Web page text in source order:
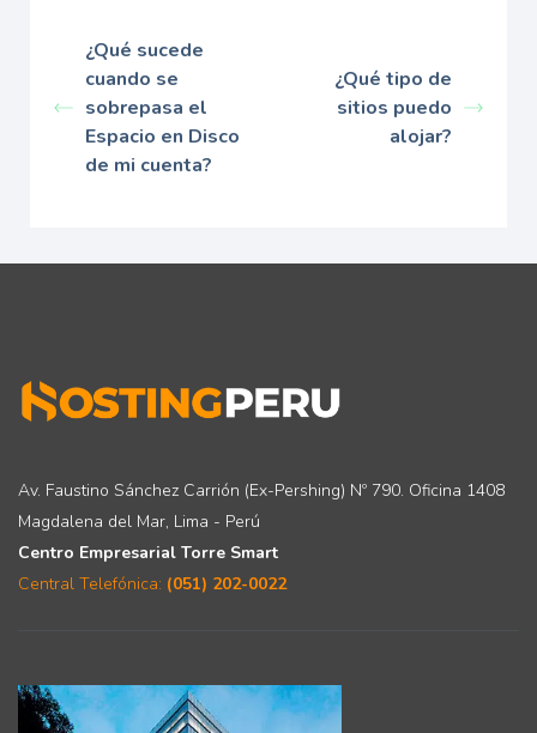
¿Qué sucede
cuando se
sobrepasa el
Espacio en Disco
de mi cuenta?
¿Qué tipo de
sitios puedo
alojar?
Av. Faustino Sánchez Carrión (Ex-Pershing) Nº 790. Oficina 1408
Magdalena del Mar, Lima - Perú
Centro Empresarial Torre Smart
Central Telefónica: (051) 202-0022